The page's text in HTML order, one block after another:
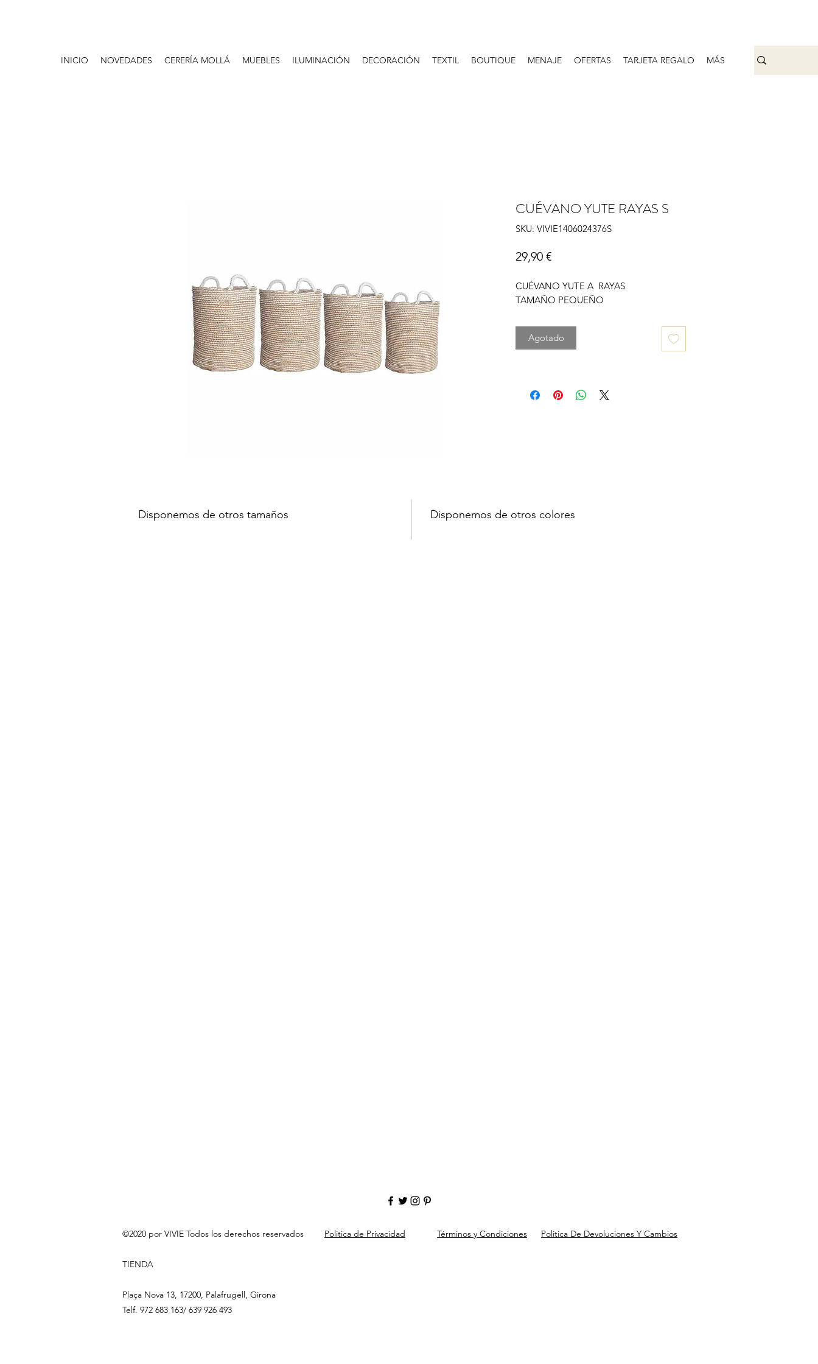
INICIO NOVEDADES CERERÍA MOLLÁ MUEBLES ILUMINACIÓN DECORACIÓN TEXTIL BOUTIQUE MENAJE OFERTAS TARJETA REGALO MÁS
CUÉVANO YUTE RAYAS S
SKU: VIVIE1406024376S
29,90 €Precio
CUÉVANO YUTE A RAYAS
TAMAÑO PEQUEÑO
Agotado
Disponemos de otros tamaños Disponemos de otros colores
©2020 por VIVIE Todos los derechos reservados
TIENDA
Plaça Nova 13, 17200, Palafrugell, Girona
Telf. 972 683 163/ 639 926 493
Politica de Privacidad Términos y Condiciones Politica De Devoluciones Y Cambios